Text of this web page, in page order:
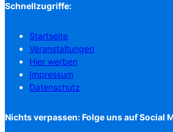
Schnellzugriffe:
Startseite
Veranstaltungen
Hier werben
Impressum
Datenschutz
Nichts verpassen: Folge uns auf Social